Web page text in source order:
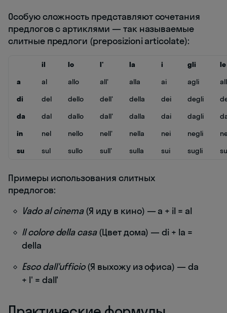
Особую сложность представляют сочетания
предлогов с артиклями — так называемые
слитные предлоги (preposizioni articolate):
il lo l' la i gli
le
a
al allo all' alla ai agli
di
del dello dell' della dei degli
da
dal dallo dall' dalla dai dagli
in
nel nello nell' nella nei negli
su
sul sullo sull' sulla sui sugli
Примеры использования слитных
предлогов:
Vado al cinema(Я иду в кино) — a + il = al
Il colore della casa(Цвет дома) — di + la =
della
Esco dall'ufficio(Я выхожу из офиса) — da
+ l' = dall'